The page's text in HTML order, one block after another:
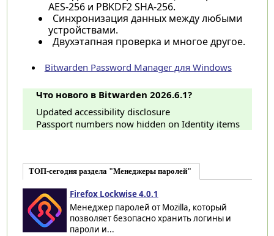
AES-256 и PBKDF2 SHA-256.
Синхронизация данных между любыми
устройствами.
Двухэтапная проверка и многое другое.
Bitwarden Password Manager для Windows
Что нового в Bitwarden 2026.6.1?
Updated accessibility disclosure
Passport numbers now hidden on Identity items
ТОП-сегодня раздела "Менеджеры паролей"
Firefox Lockwise 4.0.1
Менеджер паролей от Mozilla, который
позволяет безопасно хранить логины и
пароли и...